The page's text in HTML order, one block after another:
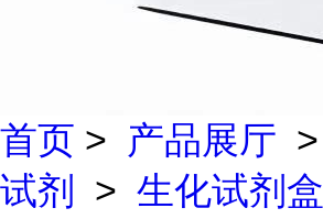
首页 > 产品展厅 >
试剂 > 生化试剂盒